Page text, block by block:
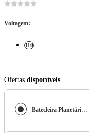
Voltagem:
110
Ofertas disponíveis
Batedeira Planetária Philco PHP500 4 e 5L 700W Preto 110V com 11 Velocidades